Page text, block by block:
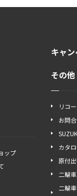
ップ
キャ
その他
リコ
お問
カタ
原付
二輪
二輪